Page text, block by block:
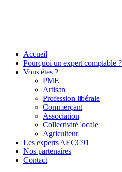
Accueil
Pourquoi un expert comptable ?
Vous êtes ?
PME
Artisan
Profession libérale
Commerçant
Association
Collectivité locale
Agriculteur
Les experts AECC91
Nos partenaires
Contact